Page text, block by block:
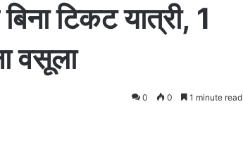
टिकट यात्री, 1
वसूला
0 0 1 minute read